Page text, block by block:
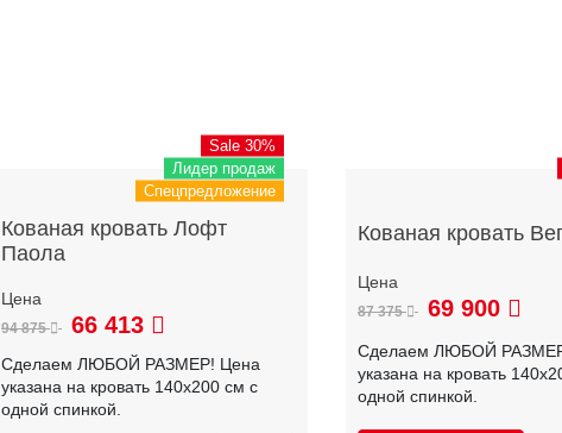
Sale 30%
Лидер продаж
Спецпредложение
Кованая кровать Лофт
Паола
94 875 66 413
Сделаем ЛЮБОЙ РАЗМЕР! Цена
указана на кровать 140х200 см с
одной спинкой.
Кованая кровать
87 375 69 900
Сделаем ЛЮБОЙ
указана на кровать
одной спинкой.